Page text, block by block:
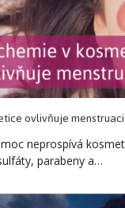
ovlivňuje menstruaci
neprospívá
parabeny a…